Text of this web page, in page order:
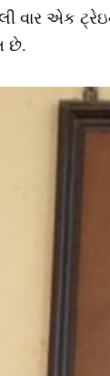
વાર એક
છે.